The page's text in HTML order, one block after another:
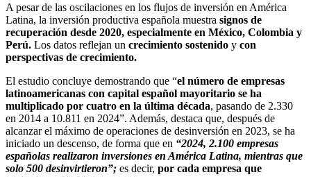
A pesar de las oscilaciones en los flujos de inversión en América
Latina, la inversión productiva española muestra signos de
recuperación desde 2020, especialmente en México, Colombia y
Perú. Los datos reflejan un crecimiento sostenido y con
perspectivas de crecimiento.
El estudio concluye demostrando que “el número de empresas
latinoamericanas con capital español mayoritario se ha
multiplicado por cuatro en la última década, pasando de 2.330
en 2014 a 10.811 en 2024”. Además, destaca que, después de
alcanzar el máximo de operaciones de desinversión en 2023, se ha
iniciado un descenso, de forma que en “2024, 2.100 empresas
españolas realizaron inversiones en América Latina, mientras que
solo 500 desinvirtieron”; es decir, por cada empresa que